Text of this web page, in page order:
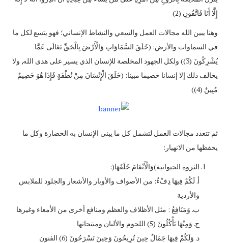
إِلَّا أَنَا فَاتَّقُونِ (2)
وهنا يبين الله مجالات العمل والسعي والنشاط الإنساني؛ فهو يتسع لكل ما
في السماوات والأرض: (خَلَقَ السَّمَاوَاتِ وَالْأَرْضَ بِالْحَقِّ تَعَالَى عَمَّا
يُشْرِكُونَ (3)) ولكل الجهود المخلصة للإنسان الذي يسير على هدى الله, ولا
يخالف ذلك إلا إنسانا خصيما مبينا: (خَلَقَ الْإِنْسَانَ مِنْ نُطْفَةٍ فَإِذَا هُوَ خَصِيمٌ
مُبِينٌ (4))
ثم تتعدد مجالات العمل لتشمل كل ما يبني الإنسان به الحضارة وكل ما
يحفظها من الانهيار:
الثروة الحيوانية)وَالْأَنْعَامَ خَلَقَهَا(:
‌أ. لَكُمْ فِيهَا دِفْءٌ: من الأصواف والأوبار والأشعار والجلود للملابس
والأردية
‌ب. وَمَنَافِعُ : مثل الأظلاف والعظم ومنافع أخرى من الأمعاء وغيرها
‌ج. وَمِنْهَا تَأْكُلُونَ (5) اللحوم والألبان ومنتجاتها
‌د. وَلَكُمْ فِيهَا جَمَالٌ حِينَ تُرِيحُونَ وَحِينَ تَسْرَحُونَ (6) الفنون